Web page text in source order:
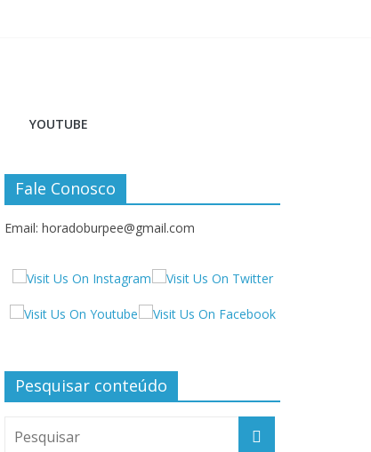
YOUTUBE
Fale Conosco
Email: horadoburpee@gmail.com
Pesquisar conteúdo